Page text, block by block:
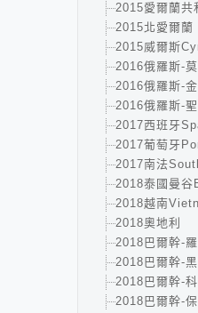
2015愛爾蘭共
2015北愛爾蘭
2015威爾斯
2016俄羅斯-
2016俄羅斯-
2016俄羅斯-
2017西班牙
2017葡萄牙
2017南法
2018泰國曼谷
2018越南
2018奧地利
2018巴爾幹-
2018巴爾幹-
2018巴爾幹-
2018巴爾幹-